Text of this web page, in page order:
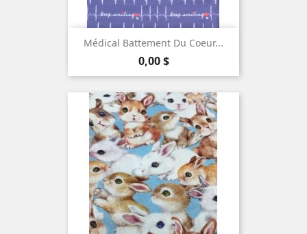
Médical Battement Du Coeur...
Prix
0,00 $